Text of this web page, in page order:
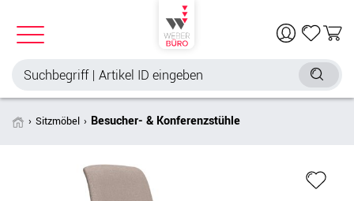
Sitzmöbel Besucher- & Konferenzstühle